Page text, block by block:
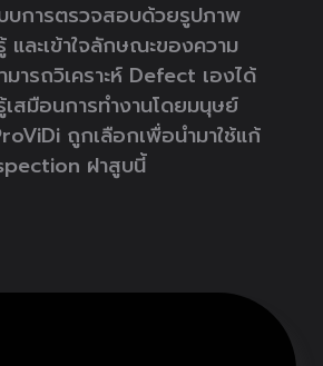
บบการตรวจสอบด้วยรูปภาพ
และเข้าใจลักษณะของความ
ารถวิเคราะห์ Defect เองได้
เสมือนการทำงานโดยมนุษย์
ถูกเลือกเพื่อนำมาใช้แก้
ฝาสูบนี้